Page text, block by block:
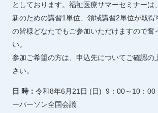
としております。福祉医療サマーセミナーは
新のための講習1単位、領域講習2単位が取得
の皆様どなたでもご参加いただけますので奮
い。
参加ご希望の方は、申込先についてご確認の
さい。
日 時： 令和8年6月21日 (日) 9：00～10：
ーパーソン全国会議